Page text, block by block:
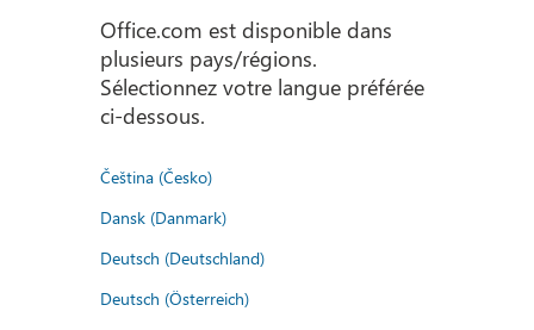
Office.com est disponible dans
plusieurs pays/régions.
Sélectionnez votre langue préférée
ci-dessous.
Čeština (Česko)
Dansk (Danmark)
Deutsch (Deutschland)
Deutsch (Österreich)